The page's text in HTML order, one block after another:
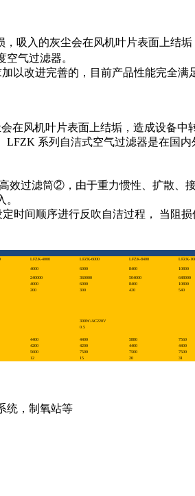
吸入的灰尘会在风机叶片表面上结
气过滤器。
以改进完善的，目前产品性能完全满
风机叶片表面上结垢，造成设备中
系列自洁式空气过滤器是在国
过滤筒②，由于重力惯性、扩散、
时间顺序进行反吹自洁过程， 当阻
LFZK-4000 LFZK-6000 LFZK-8400 LFZK-
4000 6000 8400 10800
240000 360000 504000 648000
4000 6000 8400 10800
200 300 420 540
300W/AC220V
0.5
4400 4400 5880 7560
4200 4200 4400 4400
5600 7500 7500 7500
12 15 20 31
统，制氧站等